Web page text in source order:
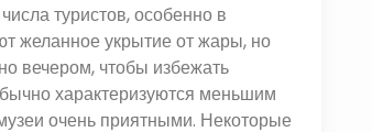
туристов, особенно в
желанное укрытие от жары, но
вечером, чтобы избежать
характеризуются меньшим
очень приятными. Некоторые